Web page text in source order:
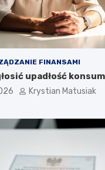
FINANSAMI
upadłość
Krystian Matusiak